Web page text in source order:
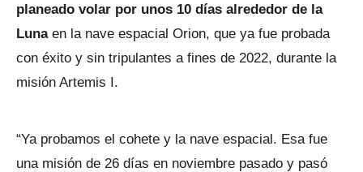
planeado volar por unos 10 días alrededor de la
Lunaen la nave espacial Orion, que ya fue probada
con éxito y sin tripulantes a fines de 2022, durante la
misión Artemis I.
“Ya probamos el cohete y la nave espacial. Esa fue
una misión de 26 días en noviembre pasado y pasó